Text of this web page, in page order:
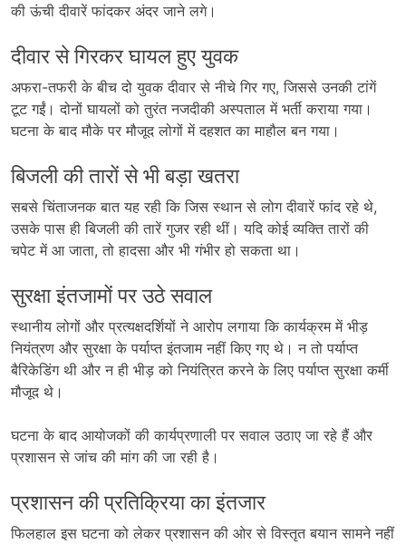
की ऊंची दीवारें फांदकर अंदर जाने लगे।
दीवार से गिरकर घायल हुए युवक
अफरा-तफरी के बीच दो युवक दीवार से नीचे गिर गए, जिससे उनकी टांगें
टूट गईं। दोनों घायलों को तुरंत नजदीकी अस्पताल में भर्ती कराया गया।
घटना के बाद मौके पर मौजूद लोगों में दहशत का माहौल बन गया।
बिजली की तारों से भी बड़ा खतरा
सबसे चिंताजनक बात यह रही कि जिस स्थान से लोग दीवारें फांद रहे थे,
उसके पास ही बिजली की तारें गुजर रही थीं। यदि कोई व्यक्ति तारों की
चपेट में आ जाता, तो हादसा और भी गंभीर हो सकता था।
सुरक्षा इंतजामों पर उठे सवाल
स्थानीय लोगों और प्रत्यक्षदर्शियों ने आरोप लगाया कि कार्यक्रम में भीड़
नियंत्रण और सुरक्षा के पर्याप्त इंतजाम नहीं किए गए थे। न तो पर्याप्त
बैरिकेडिंग थी और न ही भीड़ को नियंत्रित करने के लिए पर्याप्त सुरक्षा कर्मी
मौजूद थे।
घटना के बाद आयोजकों की कार्यप्रणाली पर सवाल उठाए जा रहे हैं और
प्रशासन से जांच की मांग की जा रही है।
प्रशासन की प्रतिक्रिया का इंतजार
फिलहाल इस घटना को लेकर प्रशासन की ओर से विस्तृत बयान सामने नहीं